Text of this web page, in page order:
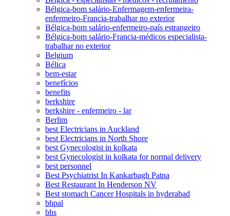
Bélgica-bom salário-Enfermagem-enfermeira-
enfermeiro-Francia-trabalhar no exterior
Bélgica-bom salário-enfermeiro-país estrangeiro
Bélgica-bom salário-Francia-médicos especialista-
trabalhar no exterior
Belgium
Bélica
bem-estar
benefícios
benefits
berkshire
berkshire - enfermeiro - lar
Berlim
best Electricians in Auckland
best Electricians in North Shore
best Gynecologist in kolkata
best Gynecologist in kolkata for normal delivery
best personnel
Best Psychiatrist In Kankarbagh Patna
Best Restaurant In Henderson NV
Best stomach Cancer Hospitals in hyderabad
bhpal
bhs